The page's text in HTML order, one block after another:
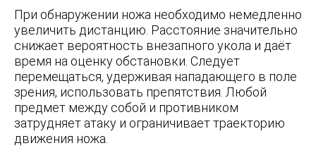
При обнаружении ножа необходимо немедленно
увеличить дистанцию. Расстояние значительно
снижает вероятность внезапного укола и даёт
время на оценку обстановки. Следует
перемещаться, удерживая нападающего в поле
зрения, использовать препятствия. Любой
предмет между собой и противником
затрудняет атаку и ограничивает траекторию
движения ножа.